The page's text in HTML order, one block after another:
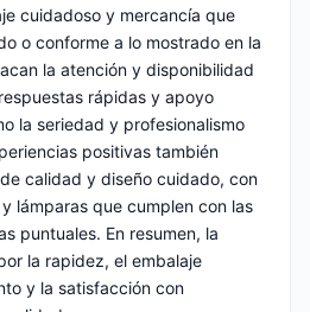
cuidadoso y mercancía que
o conforme a lo mostrado en la
la atención y disponibilidad
rápidas y apoyo
la seriedad y profesionalismo
positivas también
calidad y diseño cuidado, con
lámparas que cumplen con las
puntuales. En resumen, la
la rapidez, el embalaje
y la satisfacción con